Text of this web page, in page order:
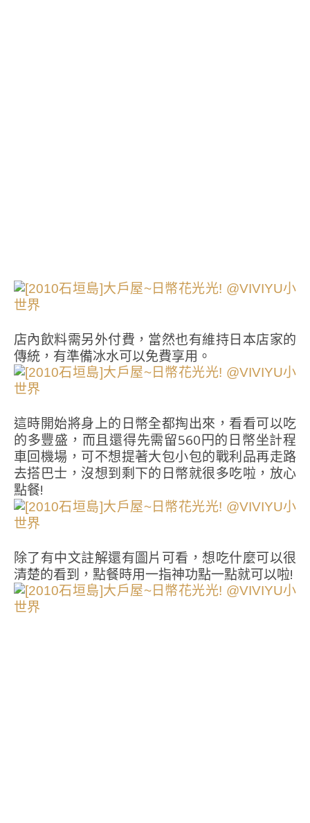
店內飲料需另外付費，當然也有維持日本店家的
傳統，有準備冰水可以免費享用。
這時開始將身上的日幣全都掏出來，看看可以吃
的多豐盛，而且還得先需留560円的日幣坐計程
車回機場，可不想提著大包小包的戰利品再走路
去搭巴士，沒想到剩下的日幣就很多吃啦，放心
點餐!
除了有中文註解還有圖片可看，想吃什麼可以很
清楚的看到，點餐時用一指神功點一點就可以啦!